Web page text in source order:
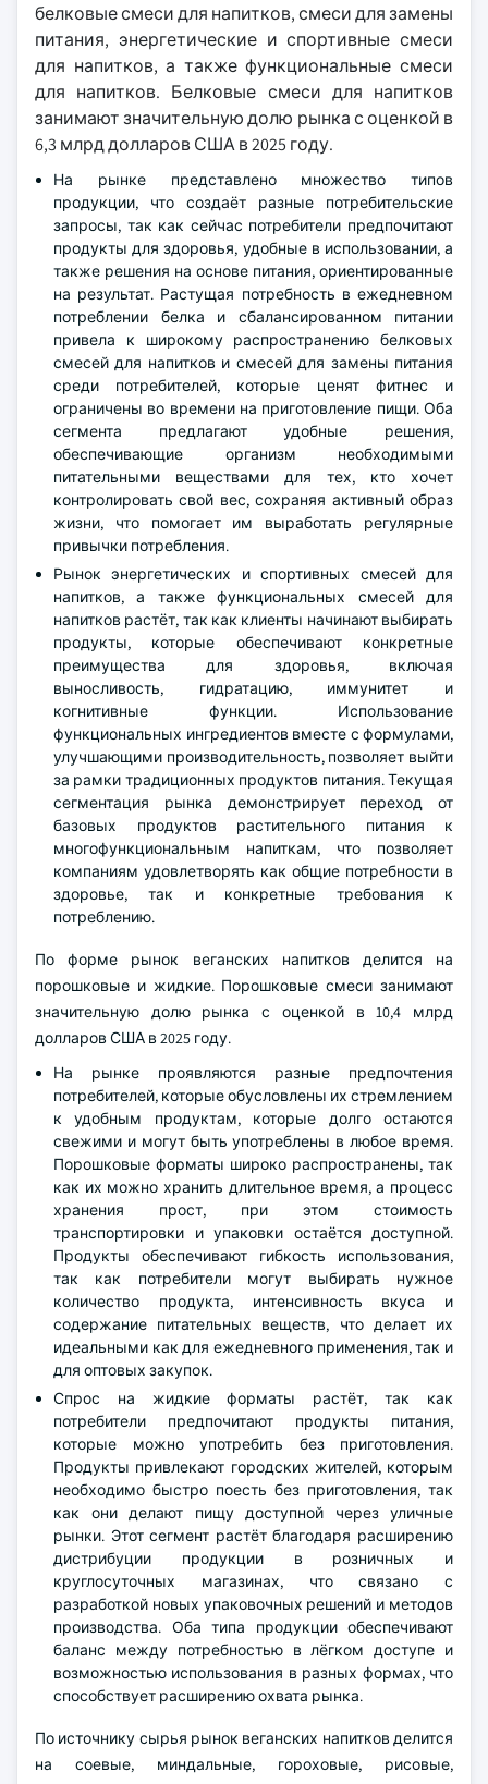
белковые смеси для напитков, смеси для замены
питания, энергетические и спортивные смеси
для напитков, а также функциональные смеси
для напитков. Белковые смеси для напитков
занимают значительную долю рынка с оценкой в
6,3 млрд долларов США в 2025 году.
На рынке представлено множество типов
продукции, что создаёт разные потребительские
запросы, так как сейчас потребители предпочитают
продукты для здоровья, удобные в использовании, а
также решения на основе питания, ориентированные
на результат. Растущая потребность в ежедневном
потреблении белка и сбалансированном питании
привела к широкому распространению белковых
смесей для напитков и смесей для замены питания
среди потребителей, которые ценят фитнес и
ограничены во времени на приготовление пищи. Оба
сегмента предлагают удобные решения,
обеспечивающие организм необходимыми
питательными веществами для тех, кто хочет
контролировать свой вес, сохраняя активный образ
жизни, что помогает им выработать регулярные
привычки потребления.
Рынок энергетических и спортивных смесей для
напитков, а также функциональных смесей для
напитков растёт, так как клиенты начинают выбирать
продукты, которые обеспечивают конкретные
преимущества для здоровья, включая
выносливость, гидратацию, иммунитет и
когнитивные функции. Использование
функциональных ингредиентов вместе с формулами,
улучшающими производительность, позволяет выйти
за рамки традиционных продуктов питания. Текущая
сегментация рынка демонстрирует переход от
базовых продуктов растительного питания к
многофункциональным напиткам, что позволяет
компаниям удовлетворять как общие потребности в
здоровье, так и конкретные требования к
потреблению.
По форме рынок веганских напитков делится на
порошковые и жидкие. Порошковые смеси занимают
значительную долю рынка с оценкой в 10,4 млрд
долларов США в 2025 году.
На рынке проявляются разные предпочтения
потребителей, которые обусловлены их стремлением
к удобным продуктам, которые долго остаются
свежими и могут быть употреблены в любое время.
Порошковые форматы широко распространены, так
как их можно хранить длительное время, а процесс
хранения прост, при этом стоимость
транспортировки и упаковки остаётся доступной.
Продукты обеспечивают гибкость использования,
так как потребители могут выбирать нужное
количество продукта, интенсивность вкуса и
содержание питательных веществ, что делает их
идеальными как для ежедневного применения, так и
для оптовых закупок.
Спрос на жидкие форматы растёт, так как
потребители предпочитают продукты питания,
которые можно употребить без приготовления.
Продукты привлекают городских жителей, которым
необходимо быстро поесть без приготовления, так
как они делают пищу доступной через уличные
рынки. Этот сегмент растёт благодаря расширению
дистрибуции продукции в розничных и
круглосуточных магазинах, что связано с
разработкой новых упаковочных решений и методов
производства. Оба типа продукции обеспечивают
баланс между потребностью в лёгком доступе и
возможностью использования в разных формах, что
способствует расширению охвата рынка.
По источнику сырья рынок веганских напитков делится
на соевые, миндальные, гороховые, рисовые,